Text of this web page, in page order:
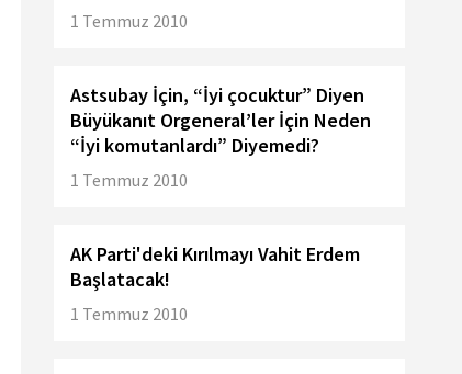
1 Temmuz 2010
Astsubay İçin, “İyi çocuktur” Diyen
Büyükanıt Orgeneral’ler İçin Neden
“İyi komutanlardı” Diyemedi?
1 Temmuz 2010
AK Parti'deki Kırılmayı Vahit Erdem
Başlatacak!
1 Temmuz 2010